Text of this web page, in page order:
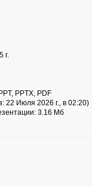
г.
PPT, PPTX, PDF
22 Июля 2026 г., в 02:20)
3.16 Мб